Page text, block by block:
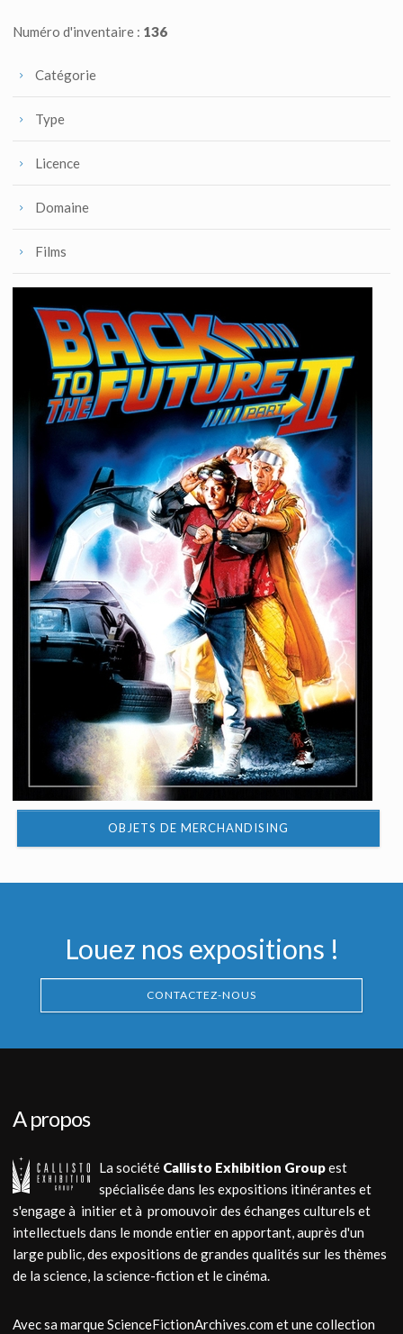
Numéro d'inventaire : 136
Catégorie
Type
Licence
Domaine
Films
OBJETS DE MERCHANDISING
Louez nos expositions !
CONTACTEZ-NOUS
A propos
La société Callisto Exhibition Groupest
spécialisée dans les expositions itinérantes et
s'engage à initier et à promouvoir des échanges culturels et
intellectuels dans le monde entier en apportant, auprès d'un
large public, des expositions de grandes qualités sur les thèmes
de la science, la science-fiction et le cinéma.
Avec sa marque ScienceFictionArchives.com et une collection